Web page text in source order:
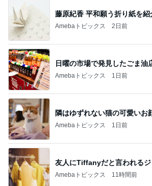
藤原紀香 平和願う折り紙を紹
Amebaトピックス 2日前
日曜の市場で発見したごま油
Amebaトピックス 1日前
隣はゆずれない猫の可愛いお
Amebaトピックス 1日前
友人にTiffanyだと言われる
Amebaトピックス 11時間前